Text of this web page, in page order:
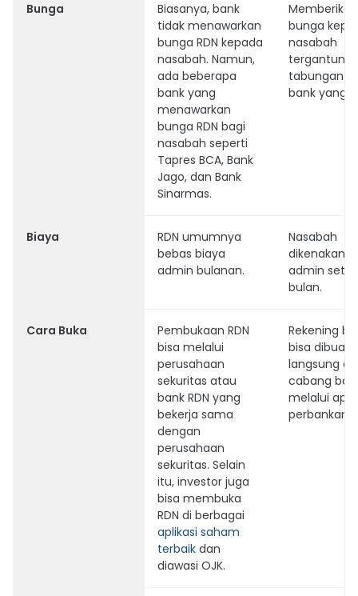
Bunga
Biasanya, bank
tidak menawarkan
bunga RDN kepada
nasabah. Namun,
ada beberapa
bank yang
menawarkan
bunga RDN bagi
nasabah seperti
Tapres BCA, Bank
Jago, dan Bank
Sinarmas.
Memberikan
bunga
nasabah
tergantung
tabungan
bank yang
Biaya
RDN umumnya
bebas biaya
admin bulanan.
Nasabah
dikenakan
admin
bulan.
Cara Buka
Pembukaan RDN
bisa melalui
perusahaan
sekuritas atau
bank RDN yang
bekerja sama
dengan
perusahaan
sekuritas. Selain
itu, investor juga
bisa membuka
RDN di berbagai
aplikasi saham
terbaik dan
diawasi OJK.
Rekening
bisa dibuat
langsung di
cabang
melalui
perbankan.